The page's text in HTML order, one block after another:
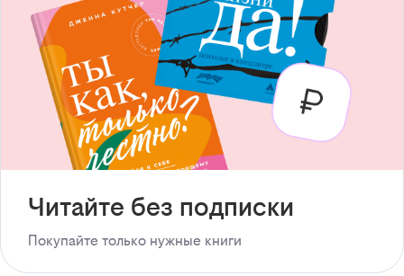
Читайте без подписки
Покупайте только нужные книги